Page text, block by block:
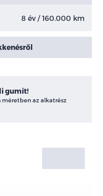
8 év / 160.000 km
gumit!
méretben az alkatrész